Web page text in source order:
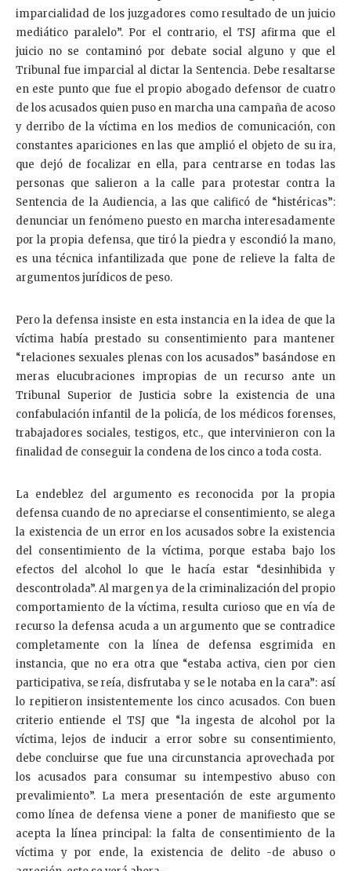
imparcialidad de los juzgadores como resultado de un juicio
mediático paralelo”. Por el contrario, el TSJ afirma que el
juicio no se contaminó por debate social alguno y que el
Tribunal fue imparcial al dictar la Sentencia. Debe resaltarse
en este punto que fue el propio abogado defensor de cuatro
de los acusados quien puso en marcha una campaña de acoso
y derribo de la víctima en los medios de comunicación, con
constantes apariciones en las que amplió el objeto de su ira,
que dejó de focalizar en ella, para centrarse en todas las
personas que salieron a la calle para protestar contra la
Sentencia de la Audiencia, a las que calificó de “histéricas”:
denunciar un fenómeno puesto en marcha interesadamente
por la propia defensa, que tiró la piedra y escondió la mano,
es una técnica infantilizada que pone de relieve la falta de
argumentos jurídicos de peso.
Pero la defensa insiste en esta instancia en la idea de que la
víctima había prestado su consentimiento para mantener
“relaciones sexuales plenas con los acusados” basándose en
meras elucubraciones impropias de un recurso ante un
Tribunal Superior de Justicia sobre la existencia de una
confabulación infantil de la policía, de los médicos forenses,
trabajadores sociales, testigos, etc., que intervinieron con la
finalidad de conseguir la condena de los cinco a toda costa.
La endeblez del argumento es reconocida por la propia
defensa cuando de no apreciarse el consentimiento, se alega
la existencia de un error en los acusados sobre la existencia
del consentimiento de la víctima, porque estaba bajo los
efectos del alcohol lo que le hacía estar “desinhibida y
descontrolada”. Al margen ya de la criminalización del propio
comportamiento de la víctima, resulta curioso que en vía de
recurso la defensa acuda a un argumento que se contradice
completamente con la línea de defensa esgrimida en
instancia, que no era otra que “estaba activa, cien por cien
participativa, se reía, disfrutaba y se le notaba en la cara”: así
lo repitieron insistentemente los cinco acusados. Con buen
criterio entiende el TSJ que “la ingesta de alcohol por la
víctima, lejos de inducir a error sobre su consentimiento,
debe concluirse que fue una circunstancia aprovechada por
los acusados para consumar su intempestivo abuso con
prevalimiento”. La mera presentación de este argumento
como línea de defensa viene a poner de manifiesto que se
acepta la línea principal: la falta de consentimiento de la
víctima y por ende, la existencia de delito -de abuso o